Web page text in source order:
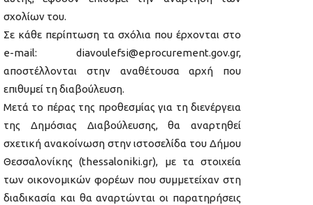
σχολίων του.
Σε κάθε περίπτωση τα σχόλια που έρχονται στο
e-mail: diavoulefsi@eprocurement.gov.gr,
αποστέλλονται στην αναθέτουσα αρχή που
επιθυμεί τη διαβούλευση.
Μετά το πέρας της προθεσμίας για τη διενέργεια
της Δημόσιας Διαβούλευσης, θα αναρτηθεί
σχετική ανακοίνωση στην ιστοσελίδα του Δήμου
Θεσσαλονίκης (thessaloniki.gr), με τα στοιχεία
των οικονομικών φορέων που συμμετείχαν στη
διαδικασία και θα αναρτώνται οι παρατηρήσεις